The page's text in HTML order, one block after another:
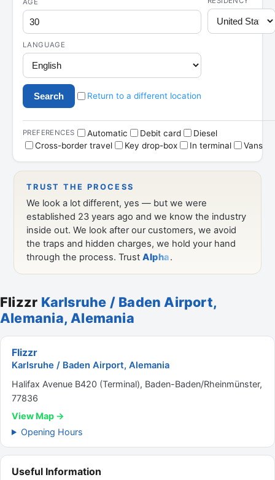
Flizzr Karlsruhe / Baden Airport,
Alemania, Alemania
Flizzr
Karlsruhe / Baden Airport, Alemania
Halifax Avenue B420 (Terminal), Baden-Baden/Rheinmünster,
77836
View Map →
Opening Hours
Useful Information